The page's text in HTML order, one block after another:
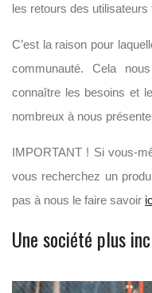
les retours des utilisateurs
C’est la raison pour
communauté. Cela
connaître les besoins et
nombreux à nous
IMPORTANT ! Si vous-
vous recherchez un
pas à nous le faire savoir
Une société plus